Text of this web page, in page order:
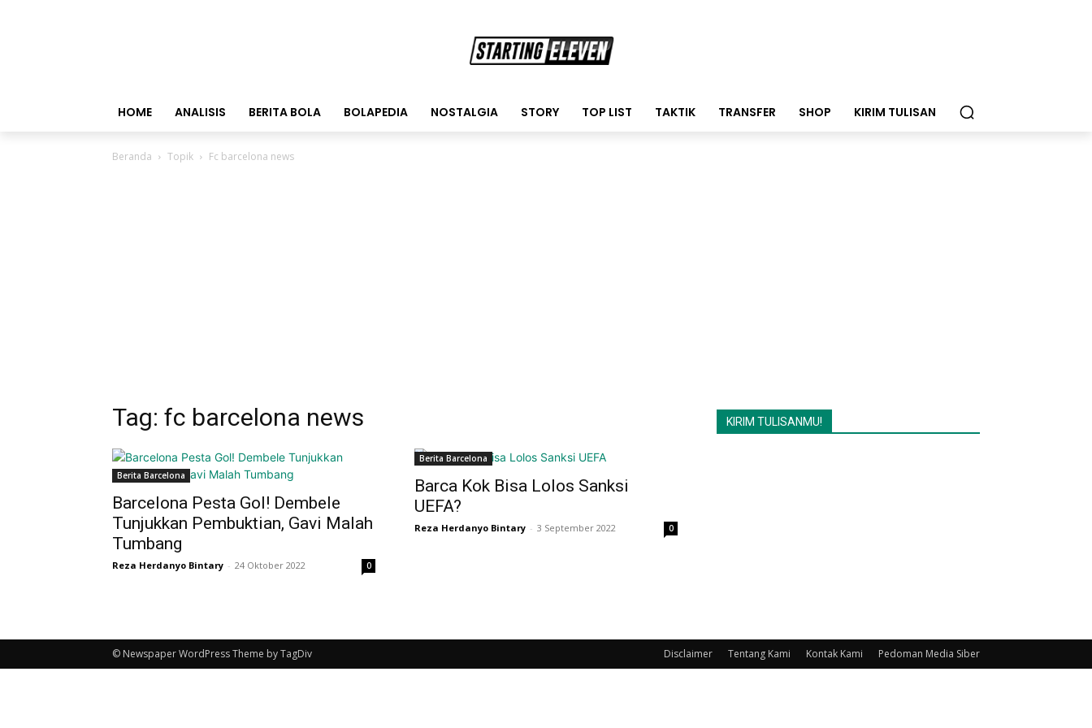
HOME ANALISIS BERITA BOLA BOLAPEDIA NOSTALGIA STORY TOP LIST TAKTIK TRANSFER SHOP KIRIM TULISAN
Beranda Topik Fc barcelona news
Tag: fc barcelona news
Berita Barcelona
Barcelona Pesta Gol! Dembele
Tunjukkan Pembuktian, Gavi Malah
Tumbang
Reza Herdanyo Bintary - 24 Oktober 2022 0
Berita Barcelona
Barca Kok Bisa Lolos Sanksi
UEFA?
Reza Herdanyo Bintary - 3 September 2022 0
KIRIM TULISANMU!
Disclaimer Tentang Kami Kontak Kami Pedoman Media Siber
© Newspaper WordPress Theme by TagDiv